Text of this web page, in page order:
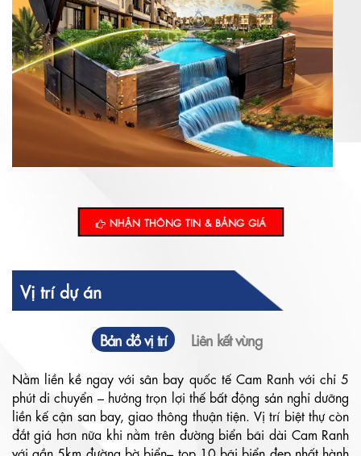
NHẬN THÔNG TIN & BẢNG GIÁ
Vị trí dự án
Bản đồ vị trí Liên kết vùng
Nằm liền kề ngay với sân bay quốc tế Cam Ranh với chỉ 5
phút di chuyển – hưởng trọn lợi thế bất động sản nghỉ dưỡng
liền kế cận san bay, giao thông thuận tiện. Vị trí biệt thự còn
đắt giá hơn nữa khi nằm trên đường biển bãi dài Cam Ranh
với gần 5km đường bờ biển– top 10 bãi biển đẹp nhất hành